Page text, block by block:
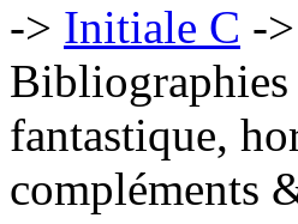
Initiale C
fantastique,
compléments